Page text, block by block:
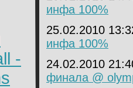
-
инфа 100%
25.02.2010
инфа 100%
24.02.2010
финала @